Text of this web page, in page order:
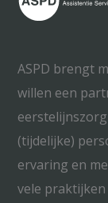
ASPD brengt
willen een
(tijdelijke)
ervaring en
vele